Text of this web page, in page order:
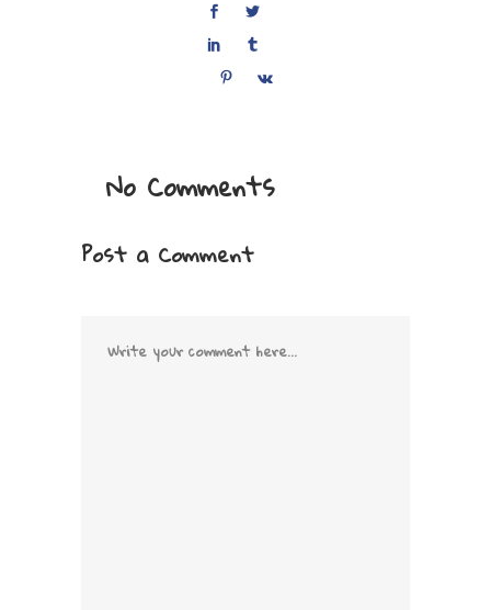
No Comments
Post a Comment